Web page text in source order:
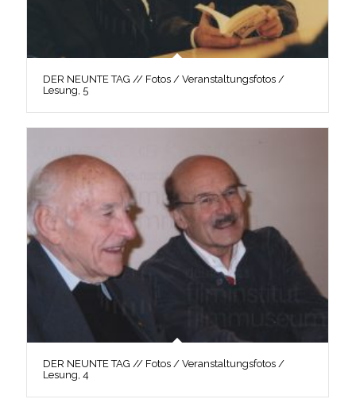
DER NEUNTE TAG // Fotos / Veranstaltungsfotos /
Lesung, 5
DER NEUNTE TAG // Fotos / Veranstaltungsfotos /
Lesung, 4